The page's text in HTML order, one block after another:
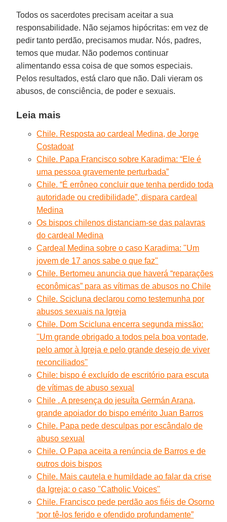
Todos os sacerdotes precisam aceitar a sua
responsabilidade. Não sejamos hipócritas: em vez de
pedir tanto perdão, precisamos mudar. Nós, padres,
temos que mudar. Não podemos continuar
alimentando essa coisa de que somos especiais.
Pelos resultados, está claro que não. Dali vieram os
abusos, de consciência, de poder e sexuais.
Leia mais
Chile. Resposta ao cardeal Medina, de Jorge
Costadoat
Chile. Papa Francisco sobre Karadima: “Ele é
uma pessoa gravemente perturbada”
Chile. “É errôneo concluir que tenha perdido toda
autoridade ou credibilidade”, dispara cardeal
Medina
Os bispos chilenos distanciam-se das palavras
do cardeal Medina
Cardeal Medina sobre o caso Karadima: "Um
jovem de 17 anos sabe o que faz"
Chile. Bertomeu anuncia que haverá “reparações
econômicas” para as vítimas de abusos no Chile
Chile. Scicluna declarou como testemunha por
abusos sexuais na Igreja
Chile. Dom Scicluna encerra segunda missão:
''Um grande obrigado a todos pela boa vontade,
pelo amor à Igreja e pelo grande desejo de viver
reconciliados''
Chile: bispo é excluído de escritório para escuta
de vítimas de abuso sexual
Chile . A presença do jesuíta Germán Arana,
grande apoiador do bispo emérito Juan Barros
Chile. Papa pede desculpas por escândalo de
abuso sexual
Chile. O Papa aceita a renúncia de Barros e de
outros dois bispos
Chile. Mais cautela e humildade ao falar da crise
da Igreja: o caso ''Catholic Voices''
Chile. Francisco pede perdão aos fiéis de Osorno
“por tê-los ferido e ofendido profundamente”